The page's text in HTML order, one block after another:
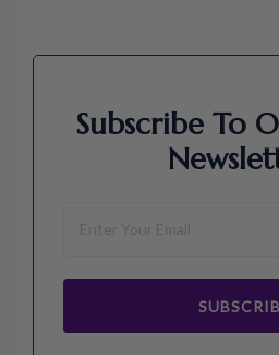
Subscribe To